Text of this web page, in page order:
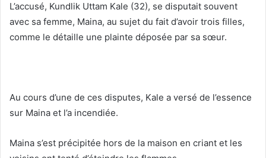
L’accusé, Kundlik Uttam Kale (32), se disputait souvent
avec sa femme, Maina, au sujet du fait d’avoir trois filles,
comme le détaille une plainte déposée par sa sœur.
Au cours d’une de ces disputes, Kale a versé de l’essence
sur Maina et l’a incendiée.
Maina s’est précipitée hors de la maison en criant et les